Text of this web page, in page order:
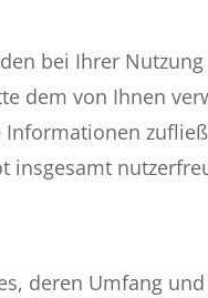
bei Ihrer
dem von Ihnen
insgesamt
deren Umfang